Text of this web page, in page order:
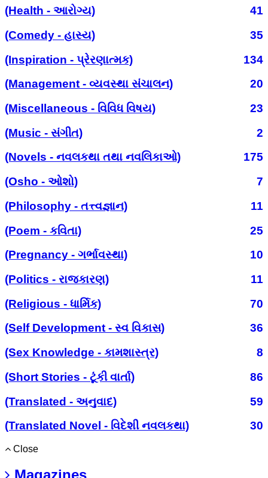
(Health - આરોગ્ય)
41
(Comedy - હાસ્ય)
35
(Inspiration - પ્રેરણાત્મક)
134
(Management - વ્યવસ્થા સંચાલન)
20
(Miscellaneous - વિવિધ વિષય)
23
(Music - સંગીત)
2
(Novels - નવલકથા તથા નવલિકાઓ)
175
(Osho - ઓશો)
7
(Philosophy - તત્ત્વજ્ઞાન)
11
(Poem - કવિતા)
25
(Pregnancy - ગર્ભાવસ્થા)
10
(Politics - રાજકારણ)
11
(Religious - ધાર્મિક)
70
(Self Development - સ્વ વિકાસ)
36
(Sex Knowledge - કામશાસ્ત્ર)
8
(Short Stories - ટૂંકી વાર્તા)
86
(Translated - અનુવાદ)
59
(Translated Novel - વિદેશી નવલકથા)
30
Close
Magazines